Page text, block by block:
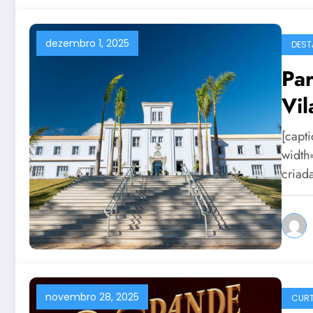
dezembro 1, 2025
novembro 28, 2025